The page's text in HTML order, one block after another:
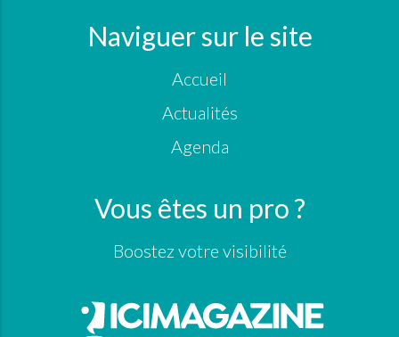
Naviguer sur le site
Accueil
Actualités
Agenda
Vous êtes un pro ?
Boostez votre visibilité